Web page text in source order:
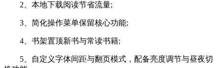
2、本地下载阅读节省流量;
3、简化操作菜单保留核心功能;
4、书架置顶新书与常读书籍;
5、自定义字体间距与翻页模式，配备亮度调节与昼夜切